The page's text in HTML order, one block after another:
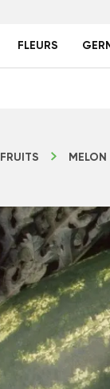
FLEURS
FRUITS MELON